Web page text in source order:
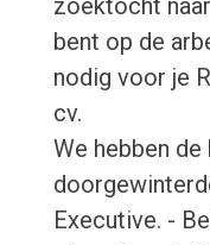
zoektocht
bent op de
nodig voor je
cv.
We hebben
Executive. -